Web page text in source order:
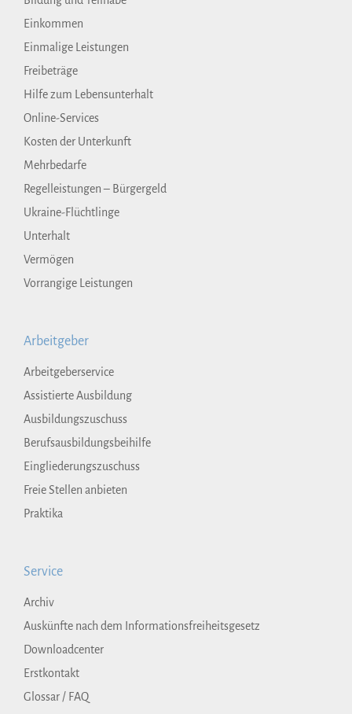
Einkommen
Einmalige Leistungen
Freibeträge
Hilfe zum Lebensunterhalt
Online-Services
Kosten der Unterkunft
Mehrbedarfe
Regelleistungen – Bürgergeld
Ukraine-Flüchtlinge
Unterhalt
Vermögen
Vorrangige Leistungen
Arbeitgeber
Arbeitgeberservice
Assistierte Ausbildung
Ausbildungszuschuss
Berufsausbildungsbeihilfe
Eingliederungszuschuss
Freie Stellen anbieten
Praktika
Service
Archiv
Auskünfte nach dem Informationsfreiheitsgesetz
Downloadcenter
Erstkontakt
Glossar / FAQ